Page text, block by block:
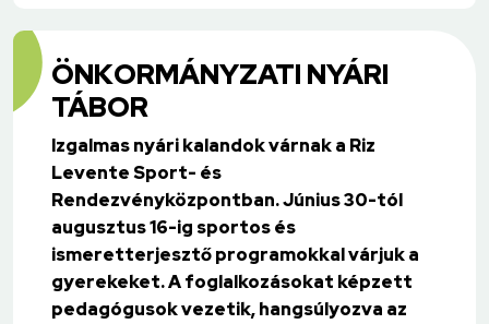
ÖNKORMÁNYZATI NYÁRI
TÁBOR
Izgalmas nyári kalandok várnak a Riz
Levente Sport- és
Rendezvényközpontban. Június 30-tól
augusztus 16-ig sportos és
ismeretterjesztő programokkal várjuk a
gyerekeket. A foglalkozásokat képzett
pedagógusok vezetik, hangsúlyozva az